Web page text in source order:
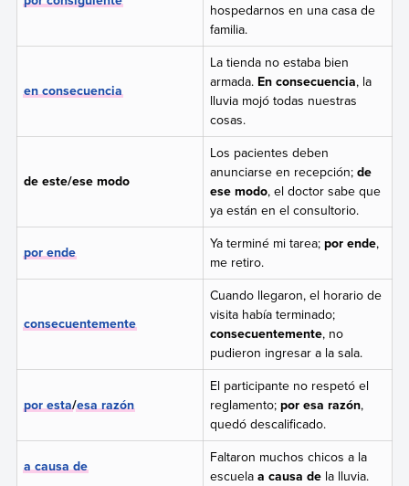
hospedarnos en una casa de
familia.
en consecuencia
La tienda no estaba bien
armada. En consecuencia, la
lluvia mojó todas nuestras
cosas.
de este/ese modo
Los pacientes deben
anunciarse en recepción; de
ese modo, el doctor sabe que
ya están en el consultorio.
por ende Ya terminé mi tarea; por ende,
me retiro.
consecuentemente
Cuando llegaron, el horario de
visita había terminado;
consecuentemente, no
pudieron ingresar a la sala.
por esta/esa razón
El participante no respetó el
reglamento; por esa razón,
quedó descalificado.
a causa de
Faltaron muchos chicos a la
escuela a causa de la lluvia.